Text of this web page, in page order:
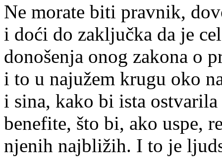
Ne morate biti pravnik,
i doći do zaključka da je
donošenja onog zakona o
i to u najužem krugu oko
i sina, kako bi ista ostvarila
benefite, što bi, ako uspe,
njenih najbližih. I to je